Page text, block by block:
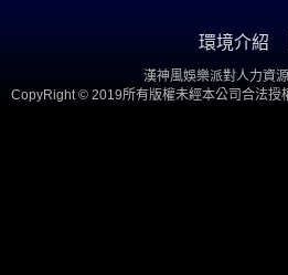
環境介紹
漢神風娛樂派對人力資
CopyRight © 2019所有版權未經本公司合法授